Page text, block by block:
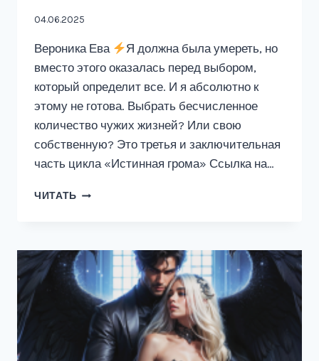
04.06.2025
Вероника Ева
Я должна была умереть, но
вместо этого оказалась перед выбором,
который определит все. И я абсолютно к
этому не готова. Выбрать бесчисленное
количество чужих жизней? Или свою
собственную? Это третья и заключительная
часть цикла «Истинная грома» Ссылка на…
ЧИТАТЬ Я
ДРАКОНА